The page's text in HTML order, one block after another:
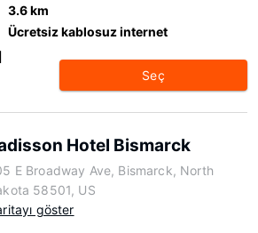
3.6 km
Ücretsiz kablosuz internet
Seç
Hotel Bismarck
E Broadway Ave, Bismarck, North
58501, US
göster